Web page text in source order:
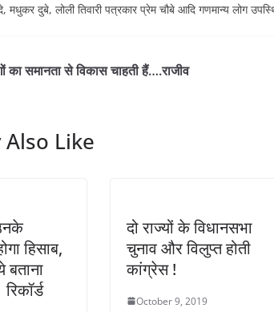
मधुकर दुबे, लोली तिवारी पत्रकार प्रेम चौबे आदि गणमान्य लोग
का समानता से विकास चाहती हैं….राजीव
Like
हिसाब,
बताना
दो राज्यों के विधानसभा
चुनाव और विलुप्त होती
कांग्रेस !
October 9, 2019